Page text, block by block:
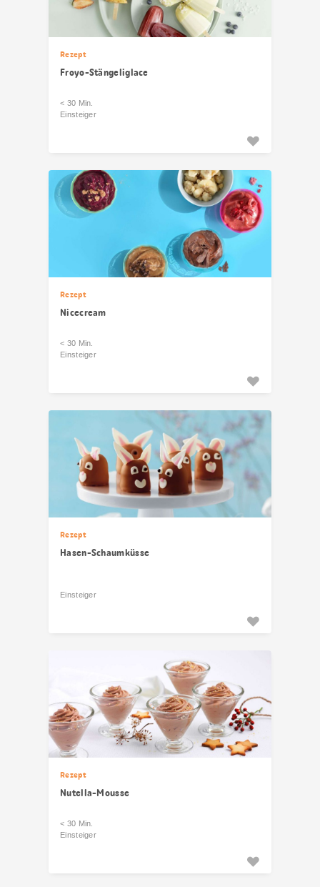
Rezept
Froyo-Stängeliglace
< 30 Min.
Einsteiger
Rezept
Nicecream
< 30 Min.
Einsteiger
Rezept
Hasen-Schaumküsse
Einsteiger
Rezept
Nutella-Mousse
< 30 Min.
Einsteiger